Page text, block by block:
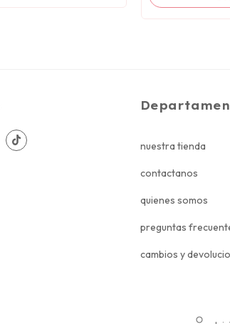
nuestra tienda
contactanos
quienes somos
preguntas
cambios y